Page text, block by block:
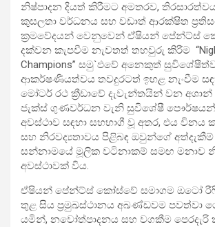
නිෂ්පාදන දියත් කිරීමට අමතරව,
කුසලතා වර්ධනය සහ වඩාත් ආරක්ෂිත
ක්‍රමවේදයන් වෙනුවෙන් ඒෂියන් පේන්ට්ස්
දක්වන කැපවීම නැවතත් තහවුරු කිරීම
Champions” සමු`ඵවේ අනෙකුත්
ආකර්ෂණියත්වය තවදුරටත් ඉහළ නැංවීම
මෝටර් රථ ක්‍රීඩාවේ දැවැන්තයින් වන
ජැක්ස් ගුණවර්ධන වැනි සුවිශේෂී පෞර්ෂයන්
අවස්ථාව සඳහා සහභාගී වූ අතර, එය විනය
සහ නිරවද්‍යතාවය පිළිබඳ ඔවුන්ගේ අත්දැකීම්
සන්නාමයේ මූලික වටිනාකම් සමඟ මනාව
අවස්ථාවක් විය.
ඒෂියන් පේන්ට්ස් කෝස්වේ සමාගම ඔටෝ
තුළ සිය ප්‍රමුඛස්ථානය අඛණ්ඩවම පවත්වා
යමින්, නවෝත්පාදනය සහ වගකීම පෙරදැරි